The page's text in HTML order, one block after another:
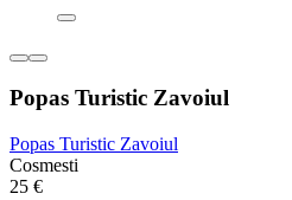
Popas Turistic Zavoiul
Popas Turistic Zavoiul
Cosmesti
25 €